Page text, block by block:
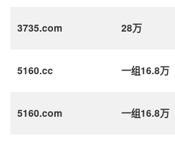
3735.com 28万
5160.cc 一组16.8万
5160.com 一组16.8万